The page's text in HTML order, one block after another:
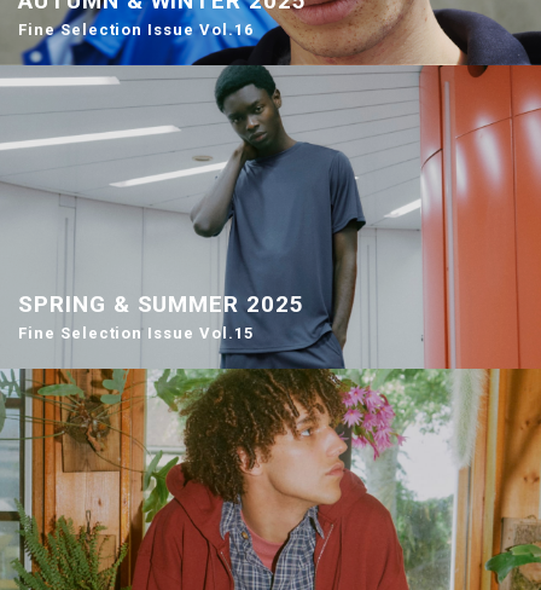
Fine Selection Issue Vol.16
SPRING & SUMMER 2025
Fine Selection Issue Vol.15